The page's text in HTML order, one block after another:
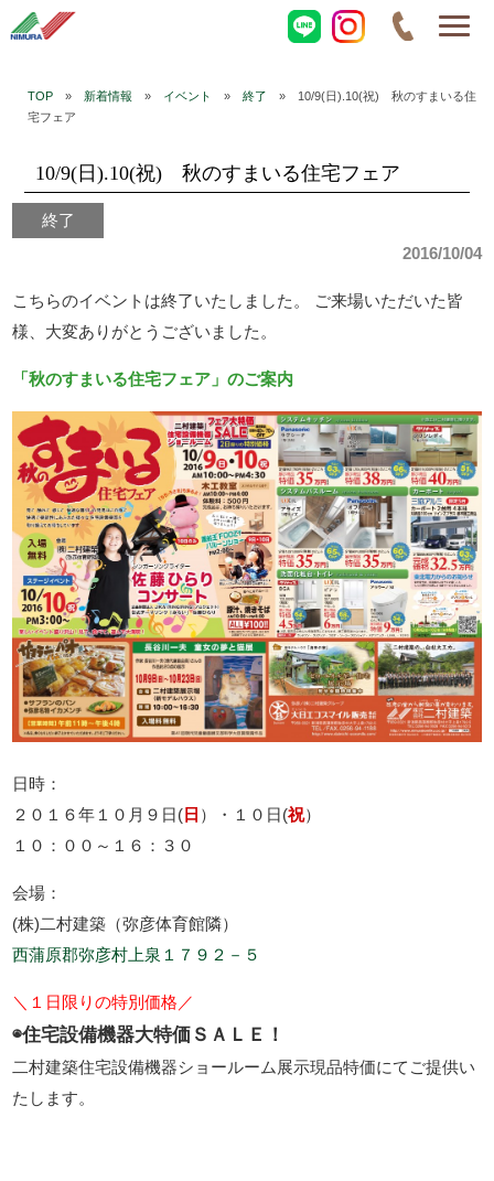
TOP» 新着情報 » イベント » 終了 » 10/9(日).10(祝) 秋のすまいる住
宅フェア
10/9(日).10(祝) 秋のすまいる住宅フェア
終了
2016/10/04
こちらのイベントは終了いたしました。 ご来場いただいた皆
様、大変ありがとうございました。
「秋のすまいる住宅フェア」のご案内
日時：
２０１６年１０月９日( 日 ）・１０日(祝）
１０：００～１６：３０
会場：
(株)二村建築（弥彦体育館隣）
西蒲原郡弥彦村上泉１７９２－５
＼１日限りの特別価格／
◉住宅設備機器大特価ＳＡＬＥ！
二村建築住宅設備機器ショールーム展示現品特価にてご提供い
たします。